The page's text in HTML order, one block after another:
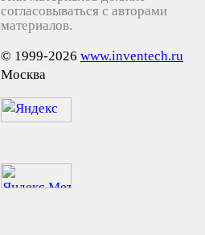
согласовываться с авторами
материалов.
© 1999-2026 www.inventech.ru
Москва